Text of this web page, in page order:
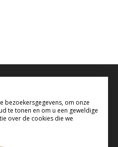
bezoekersgegevens, om onze
te tonen en om u een geweldige
over de cookies die we